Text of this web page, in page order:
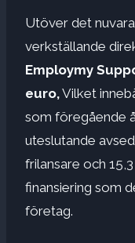
Utöver det
verkställande
Employmy
euro,Vilket
som föregående
uteslutande
frilansare och
finansiering som
företag.